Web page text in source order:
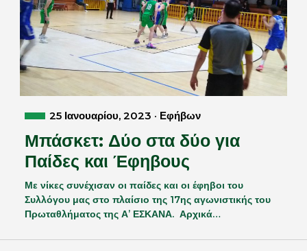
25 Ιανουαρίου, 2023 · Εφήβων
Μπάσκετ: Δύο στα δύο για
Παίδες και Έφηβους
Με νίκες συνέχισαν οι παίδες και οι έφηβοι του
Συλλόγου μας στο πλαίσιο της 17ης αγωνιστικής του
Πρωταθλήματος της Α’ ΕΣΚΑΝΑ. Αρχικά…